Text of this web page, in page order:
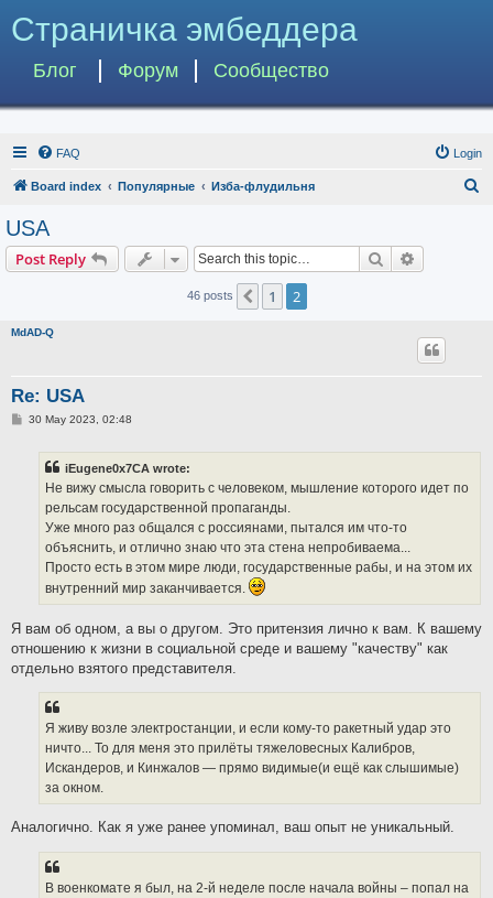
Страничка эмбеддера
Блог Форум Сообщество
FAQ Login
Board index Популярные Изба-флудильня
USA
Post Reply Search
46 posts Previous
1 2
MdAD-Q
Re: USA
P30 May 2023, 02:48
iEugene0x7CA wrote:
Не вижу смысла говорить с человеком, мышление которого идет по
рельсам государственной пропаганды.
Уже много раз общался с россиянами, пытался им что-то
объяснить, и отлично знаю что эта стена непробиваема...
Просто есть в этом мире люди, государственные рабы, и на этом их
внутренний мир заканчивается.
Я вам об одном, а вы о другом. Это притензия лично к вам. К вашему
отношению к жизни в социальной среде и вашему "качеству" как
отдельно взятого представителя.
Я живу возле электростанции, и если кому-то ракетный удар это
ничто... То для меня это прилёты тяжеловесных Калибров,
Искандеров, и Кинжалов — прямо видимые(и ещё как слышимые)
за окном.
Аналогично. Как я уже ранее упоминал, ваш опыт не уникальный.
В военкомате я был, на 2-й неделе после начала войны – попал на